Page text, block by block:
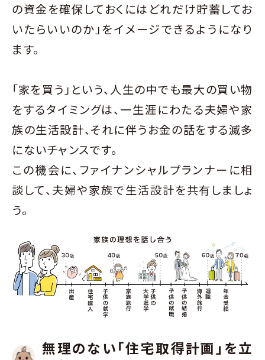
の資金を確保しておくにはどれだけ貯蓄してお
いたらいいのか」をイメージできるようになり
ます。
「家を買う」という、人生の中でも最大の買い物
をするタイミングは、一生涯にわたる夫婦や家
族の生活設計、それに伴うお金の話をする滅多
にないチャンスです。
この機会に、ファイナンシャルプランナーに相
談して、夫婦や家族で生活設計を共有しましょ
う。
無理のない「住宅取得計画」を立